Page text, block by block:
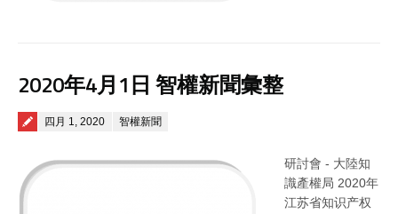
2020年4月1日 智權新聞彙整
Posted on
四月 1, 2020 智權新聞
研討會 - 大陸知
識產權局 2020年
江苏省知识产权